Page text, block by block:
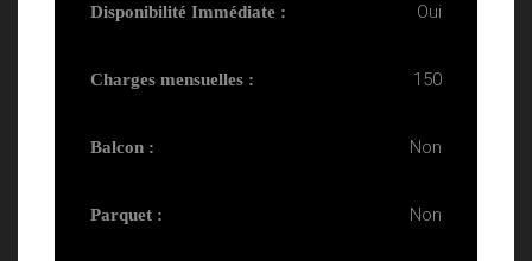
Disponibilité Immédiate : Oui
Charges mensuelles : 150
Balcon : Non
Parquet : Non